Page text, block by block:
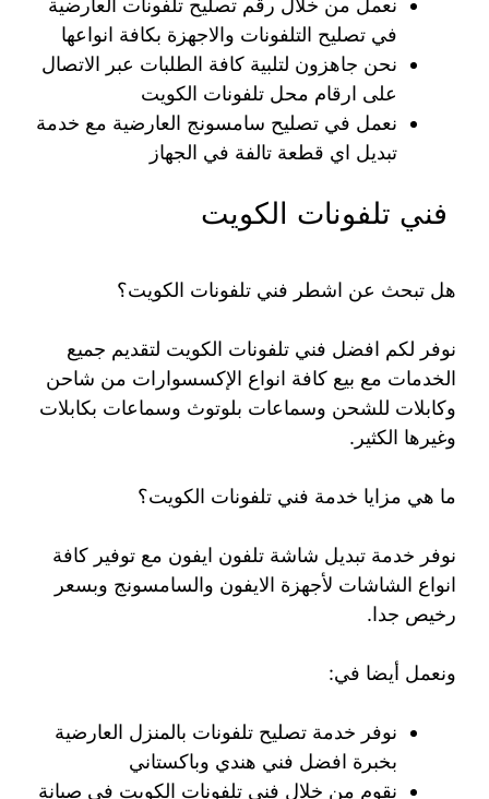
في تصليح التلفونات والاجهزة بكافة انواعها
نحن جاهزون لتلبية كافة الطلبات عبر الاتصال
على ارقام محل تلفونات الكويت
نعمل في تصليح سامسونج العارضية مع خدمة
تبديل اي قطعة تالفة في الجهاز
فني تلفونات الكويت
هل تبحث عن اشطر فني تلفونات الكويت؟
نوفر لكم افضل فني تلفونات الكويت لتقديم جميع
الخدمات مع بيع كافة انواع الإكسسوارات من شاحن
وكابلات للشحن وسماعات بلوتوث وسماعات بكابلات
وغيرها الكثير.
ما هي مزايا خدمة فني تلفونات الكويت؟
نوفر خدمة تبديل شاشة تلفون ايفون مع توفير كافة
انواع الشاشات لأجهزة الايفون والسامسونج وبسعر
رخيص جدا.
ونعمل أيضا في:
نوفر خدمة تصليح تلفونات بالمنزل العارضية
بخبرة افضل فني هندي وباكستاني
نقوم من خلال فني تلفونات الكويت في صيانة